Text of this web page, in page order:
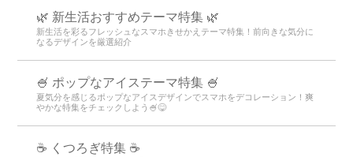
🌿 新生活おすすめテーマ特集 🌿
新生活を彩るフレッシュなスマホきせかえテーマ特集！前向きな気分に
なるデザインを厳選紹介
🍧 ポップなアイステーマ特集 🍧
夏気分を感じるポップなアイスデザインでスマホをデコレーション！爽
やかな特集をチェックしよう🍧😋
☕ くつろぎ特集 ☕